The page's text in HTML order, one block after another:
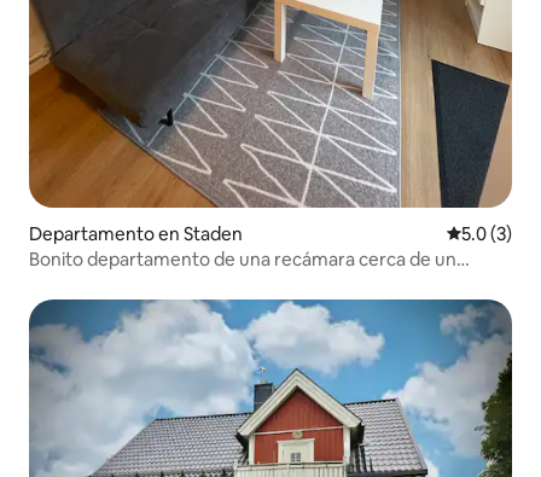
Departamento en Staden
5.0 (3)
Bonito departamento de una recámara cerca de un